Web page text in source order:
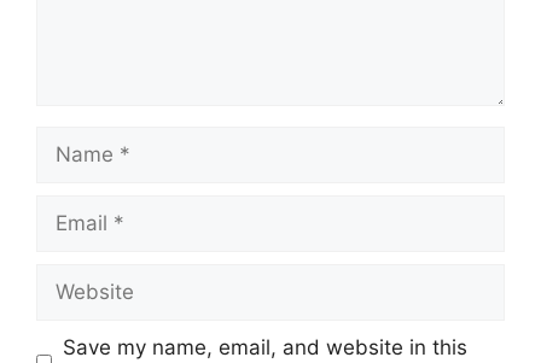
Save my name, email, and website in this